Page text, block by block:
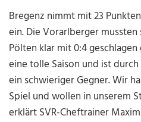
Bregenz nimmt mit 23
ein. Die Vorarlberger
Pölten klar mit 0:4
eine tolle Saison und ist
ein schwieriger Gegner. Wir
Spiel und wollen in unserem
erklärt SVR-Cheftrainer